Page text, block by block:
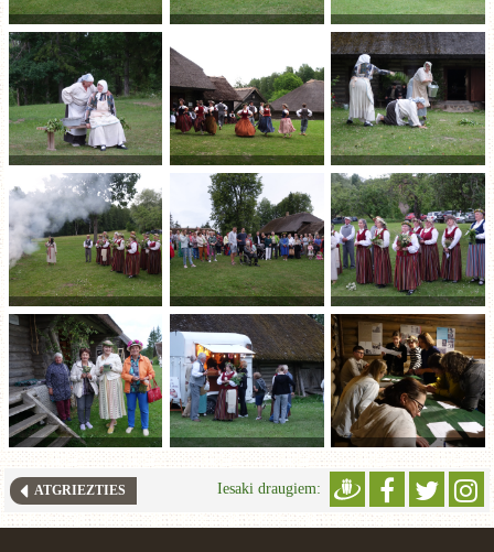
ATGRIEZTIES Iesaki draugiem: